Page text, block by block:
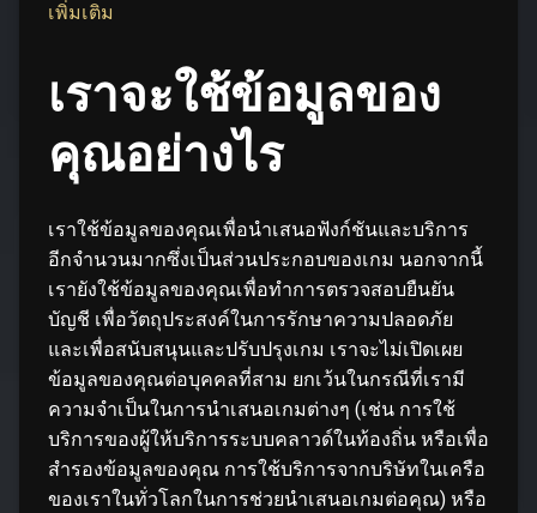
เพิ่มเติม
เราจะใช้ข้อมูลของ
คุณอย่างไร
เราใช้ข้อมูลของคุณเพื่อนำเสนอฟังก์ชันและบริการ
อีกจำนวนมากซึ่งเป็นส่วนประกอบของเกม นอกจากนี้
เรายังใช้ข้อมูลของคุณเพื่อทำการตรวจสอบยืนยัน
บัญชี เพื่อวัตถุประสงค์ในการรักษาความปลอดภัย
และเพื่อสนับสนุนและปรับปรุงเกม เราจะไม่เปิดเผย
ข้อมูลของคุณต่อบุคคลที่สาม ยกเว้นในกรณีที่เรามี
ความจำเป็นในการนำเสนอเกมต่างๆ (เช่น การใช้
บริการของผู้ให้บริการระบบคลาวด์ในท้องถิ่น หรือเพื่อ
สำรองข้อมูลของคุณ การใช้บริการจากบริษัทในเครือ
ของเราในทั่วโลกในการช่วยนำเสนอเกมต่อคุณ) หรือ